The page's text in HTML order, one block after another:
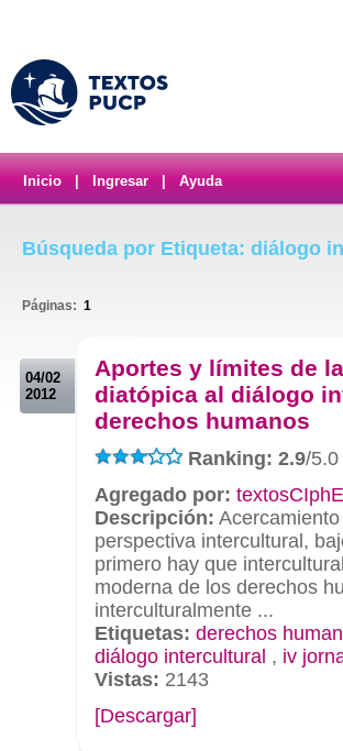
Inicio Ingresar Ayuda
Búsqueda por Etiqueta: diálogo
Páginas: 1
04/02
2012
Aportes y límites de
diatópica al diálogo
derechos humanos
Ranking: 2.9/5.0
Agregado por:
Descripción:
perspectiva intercultural,
primero hay que
moderna de los derechos
interculturalmente ...
Etiquetas: derechos
diálogo intercultural , iv
Vistas: 2143
[Descargar]